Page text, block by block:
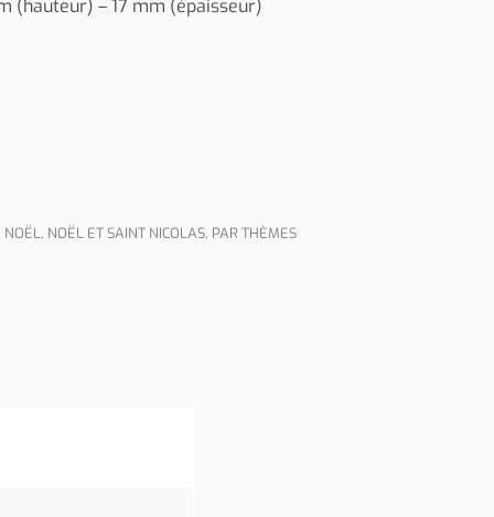
(hauteur) – 17 mm (épaisseur)
NOËL, NOËL ET SAINT NICOLAS, PAR THÈMES